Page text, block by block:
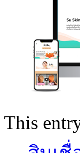
This